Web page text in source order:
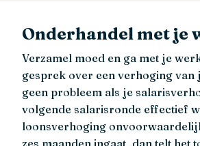
Onderhandel met je
Verzamel moed en ga met je
gesprek over een verhoging van
geen probleem als je
volgende salarisronde effectief
loonsverhoging
zes maanden ingaat, dan telt het